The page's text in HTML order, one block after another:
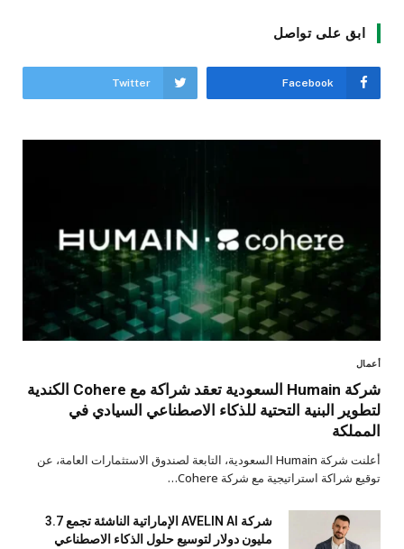
ابق على تواصل
Facebook
Twitter
أعمال
شركة Humain السعودية تعقد شراكة مع Cohere الكندية
لتطوير البنية التحتية للذكاء الاصطناعي السيادي في
المملكة
أعلنت شركة Humain السعودية، التابعة لصندوق الاستثمارات العامة، عن
توقيع شراكة استراتيجية مع شركة Cohere…
شركة AVELIN AI الإماراتية الناشئة تجمع 3.7
مليون دولار لتوسيع حلول الذكاء الاصطناعي